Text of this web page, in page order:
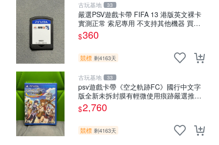
古玩基地 33
嚴選PSV遊戲卡帶 FIFA 13 港版英文裸卡
實測正常 索尼專用 不支持其他機器 買二
送優惠 FIFA 13 psv 港版 卡帶
$360
競標 剩4163天
古玩基地 33
psv遊戲卡帶《空之軌跡FC》國行中文字
版全新未拆封膜有輕微使用痕跡嚴選推薦
適合收藏 歲月痕跡 二手 psv 游戲卡帶
$2,760
競標 剩4163天